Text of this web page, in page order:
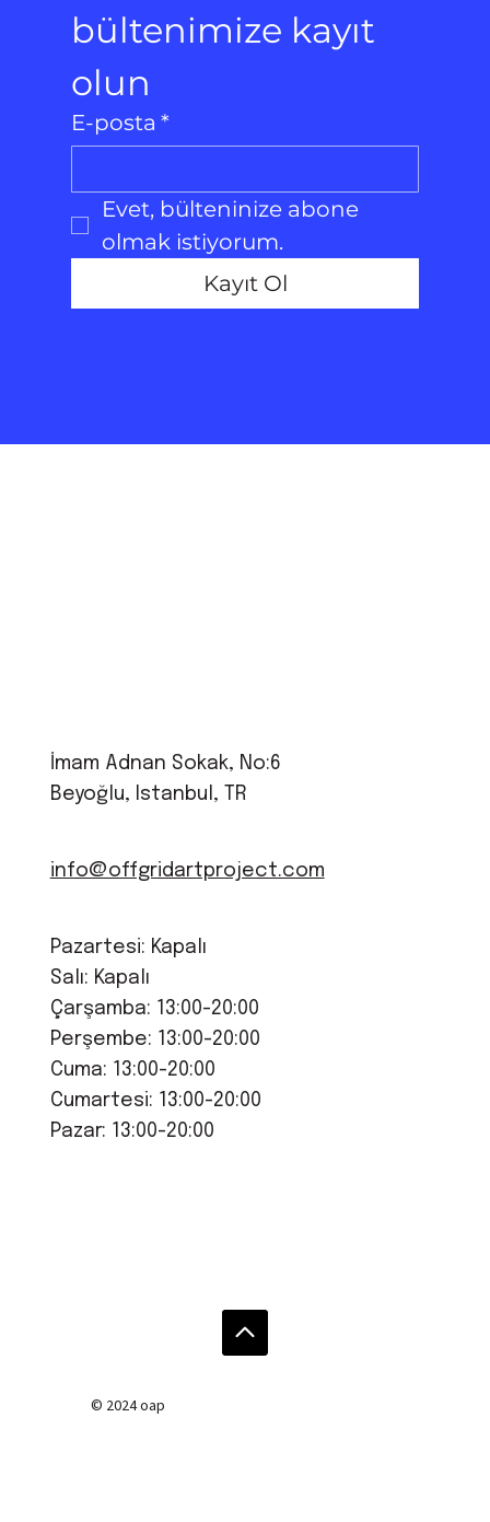
bültenimize kayıt
olun
E-posta *
Evet, bülteninize abone
olmak istiyorum.
Kayıt Ol
İmam Adnan Sokak, No:6
Beyoğlu, Istanbul, TR
info@offgridartproject.com
Pazartesi: Kapalı
Salı: Kapalı
Çarşamba: 13:00-20:00
Perşembe: 13:00-20:00
Cuma: 13:00-20:00
Cumartesi: 13:00-20:00
Pazar: 13:00-20:00
© 2024 oap